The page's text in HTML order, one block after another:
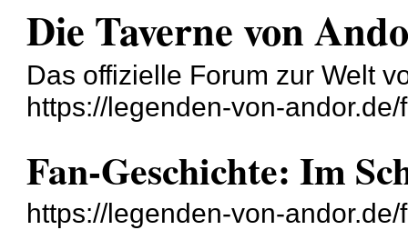
Die Taverne von
Das offizielle Forum zur Welt
https://legenden-von-andor.de/
Fan-Geschichte: Im
https://legenden-von-